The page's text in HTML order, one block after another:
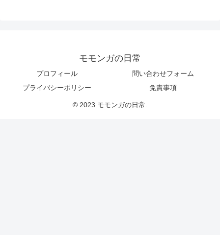
モモンガの日常
プロフィール
問い合わせフォーム
プライバシーポリシー
免責事項
© 2023 モモンガの日常.